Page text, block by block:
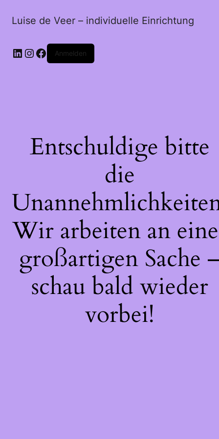
Luise de Veer – individuelle Einrichtung
LinkedIn
Instagram
Facebook
Anmelden
Entschuldige bitte
die
Wir arbeiten an
großartigen Sache
schau bald wieder
vorbei!